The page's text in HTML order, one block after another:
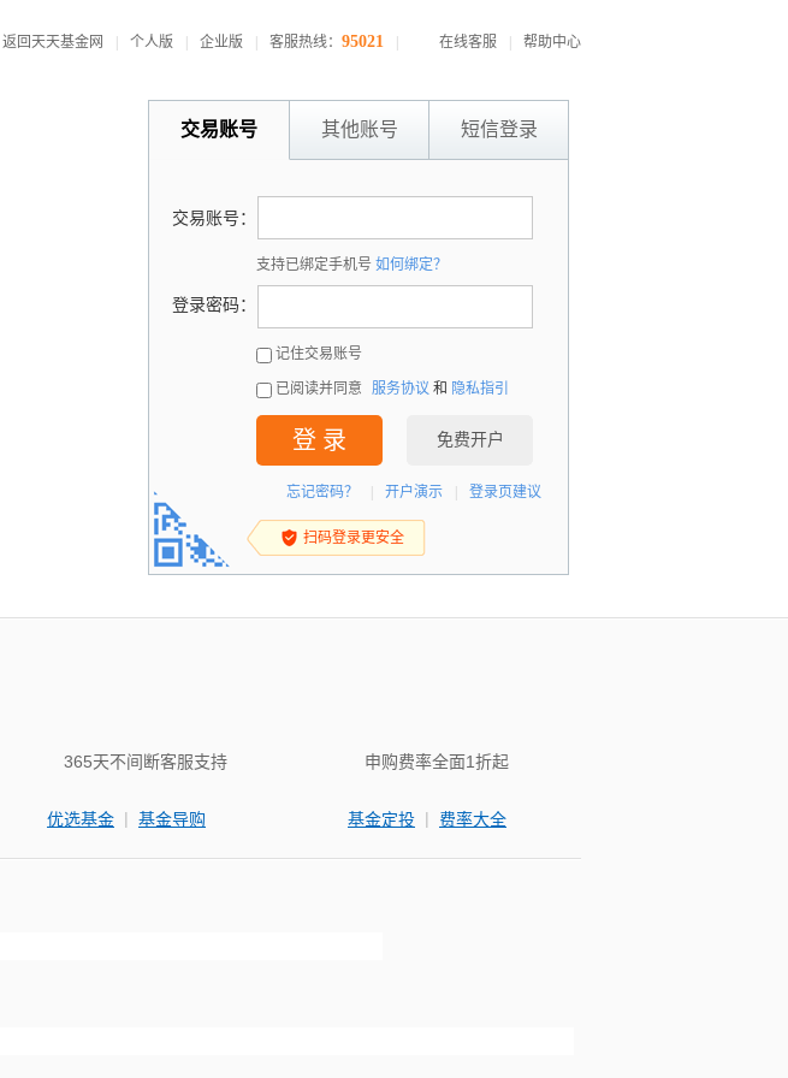
返回天天基金网 个人版 企业版 客服热线： 95021 在线客服 帮助中心
交易账号 其他账号 短信登录
交易账号：
支持已绑定手机号 如何绑定？
登录密码：
记住交易账号
已阅读并同意 服务协议 和 隐私指引
登 录 免费开户
忘记密码？ 开户演示 登录页建议
扫码登录更安全
365天不间断客服支持
优选基金 | 基金导购
申购费率全面1折起
基金定投 | 费率大全